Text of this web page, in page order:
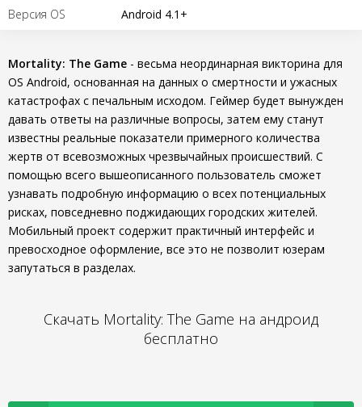
Версия OS Android 4.1+
Mortality: The Game - весьма неординарная викторина для
OS Android, основанная на данных о смертности и ужасных
катастрофах с печальным исходом. Геймер будет вынужден
давать ответы на различные вопросы, затем ему станут
известны реальные показатели примерного количества
жертв от всевозможных чрезвычайных происшествий. С
помощью всего вышеописанного пользователь сможет
узнавать подробную информацию о всех потенциальных
рисках, повседневно поджидающих городских жителей.
Мобильный проект содержит практичный интерфейс и
превосходное оформление, все это не позволит юзерам
запутаться в разделах.
Скачать Mortality: The Game на андроид
бесплатно